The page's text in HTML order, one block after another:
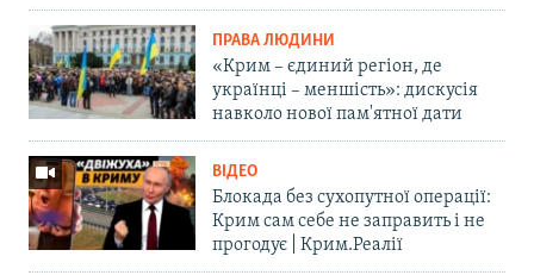
ПРАВА ЛЮДИНИ
«Крим – єдиний регіон, де
українці – меншість»: дискусія
навколо нової пам'ятної дати
ВІДЕО
Блокада без сухопутної операції:
Крим сам себе не заправить і не
прогодує | Крим.Реалії